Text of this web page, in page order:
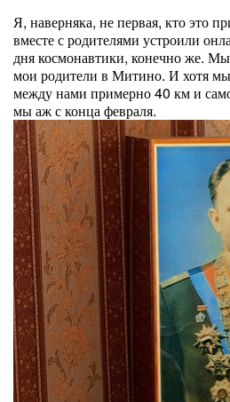
Я, наверняка, не первая, кто это
вместе с родителями устроили
дня космонавтики, конечно же.
мои родители в Митино. И хотя
между нами примерно 40 км и
мы аж с конца февраля.